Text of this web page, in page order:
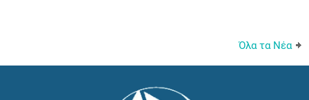
Όλα τα Νέα